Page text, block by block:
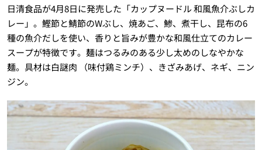
日清食品が4月8日に発売した「カップヌードル 和風魚介ぶしカ
レー」。鰹節と鯖節のWぶし、焼あご、鯵、煮干し、昆布の6
種の魚介だしを使い、香りと旨みが豊かな和風仕立てのカレー
スープが特徴です。麺はつるみのある少し太めのしなやかな
麺。具材は白謎肉 （味付鶏ミンチ）、きざみあげ、ネギ、ニン
ジン。